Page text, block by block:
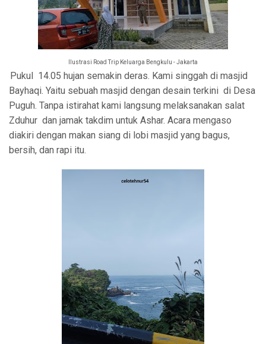
Ilustrasi Road Trip Keluarga Bengkulu - Jakarta
Pukul 14.05 hujan semakin deras. Kami singgah di masjid
Bayhaqi. Yaitu sebuah masjid dengan desain terkini di Desa
Puguh. Tanpa istirahat kami langsung melaksanakan salat
Zduhur dan jamak takdim untuk Ashar. Acara mengaso
diakiri dengan makan siang di lobi masjid yang bagus,
bersih, dan rapi itu.